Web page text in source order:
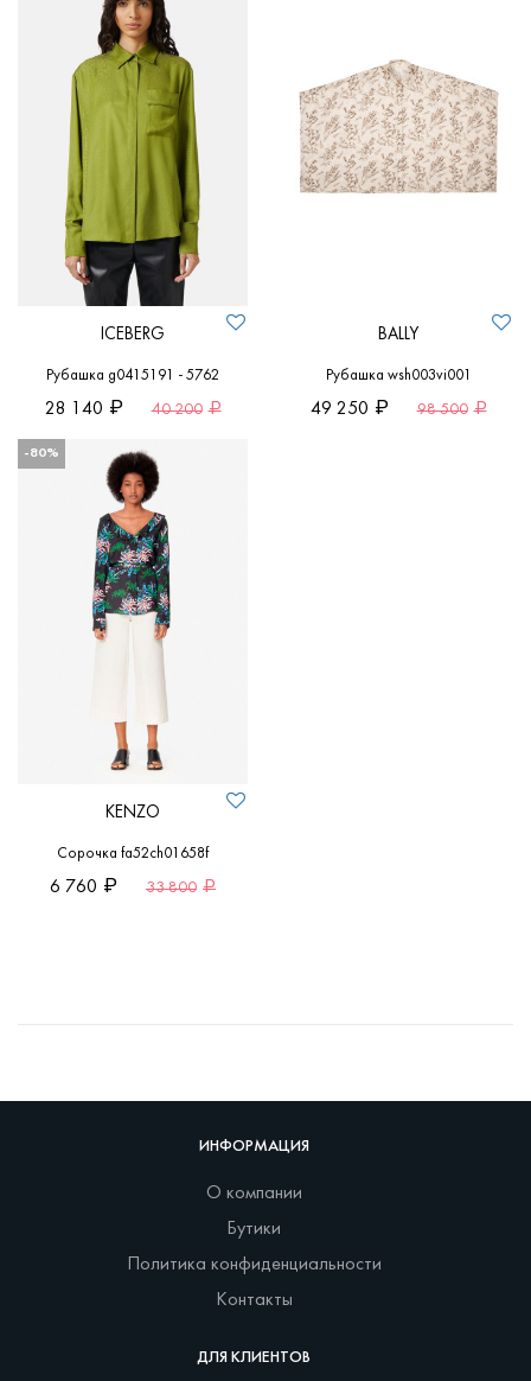
ICEBERG
Рубашка g0415191 - 5762
28 140 40 200
BALLY
Рубашка wsh003vi001
49 250 98 500
-80%
KENZO
Сорочка fa52ch01658f
6 760 33 800
ИНФОРМАЦИЯ
О компании
Бутики
Политика конфиденциальности
Контакты
ДЛЯ КЛИЕНТОВ